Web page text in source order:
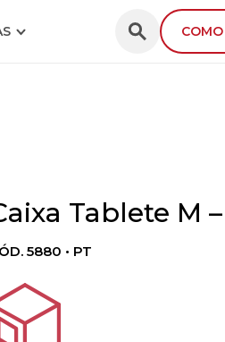
: foreach()
must be of
array|object,
/home/
Tablete M
5880 • PT